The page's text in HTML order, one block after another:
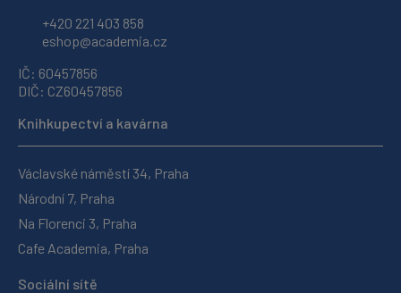
+420 221 403 858
eshop@academia.cz
IČ: 60457856
DIČ: CZ60457856
Knihkupectví a kavárna
Václavské náměstí 34, Praha
Národní 7, Praha
Na Florenci 3, Praha
Cafe Academia, Praha
Sociální sítě